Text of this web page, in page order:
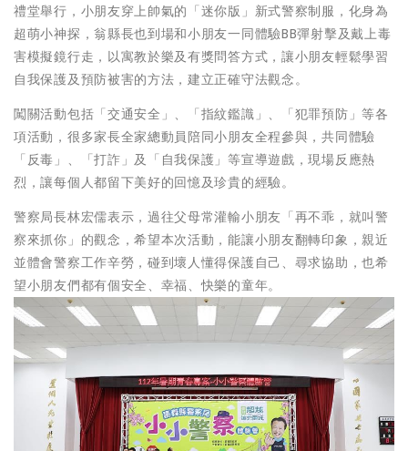
禮堂舉行，小朋友穿上帥氣的「迷你版」新式警察制服，化身為
超萌小神探，翁縣長也到場和小朋友一同體驗BB彈射擊及戴上毒
害模擬鏡行走，以寓教於樂及有獎問答方式，讓小朋友輕鬆學習
自我保護及預防被害的方法，建立正確守法觀念。
闖關活動包括「交通安全」、「指紋鑑識」、「犯罪預防」等各
項活動，很多家長全家總動員陪同小朋友全程參與，共同體驗
「反毒」、「打詐」及「自我保護」等宣導遊戲，現場反應熱
烈，讓每個人都留下美好的回憶及珍貴的經驗。
警察局長林宏儒表示，過往父母常灌輸小朋友「再不乖，就叫警
察來抓你」的觀念，希望本次活動，能讓小朋友翻轉印象，親近
並體會警察工作辛勞，碰到壞人懂得保護自己、尋求協助，也希
望小朋友們都有個安全、幸福、快樂的童年。